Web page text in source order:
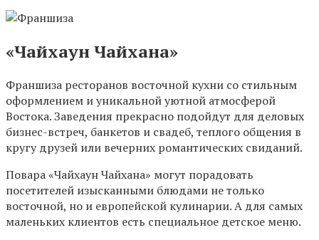
«Чайхаун Чайхана»
Франшиза ресторанов восточной кухни со стильным
оформлением и уникальной уютной атмосферой
Востока. Заведения прекрасно подойдут для деловых
бизнес-встреч, банкетов и свадеб, теплого общения в
кругу друзей или вечерних романтических свиданий.
Повара «Чайхаун Чайхана» могут порадовать
посетителей изысканными блюдами не только
восточной, но и европейской кулинарии. А для самых
маленьких клиентов есть специальное детское меню.